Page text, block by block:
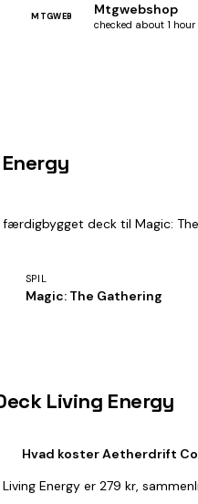
MTGWEB Mtgwebshop
checked about 1 hour
færdigbygget deck til Magic:
SPIL
Magic: The Gathering
Living Energy
Hvad koster Aetherdrift
Energy er 279 kr,